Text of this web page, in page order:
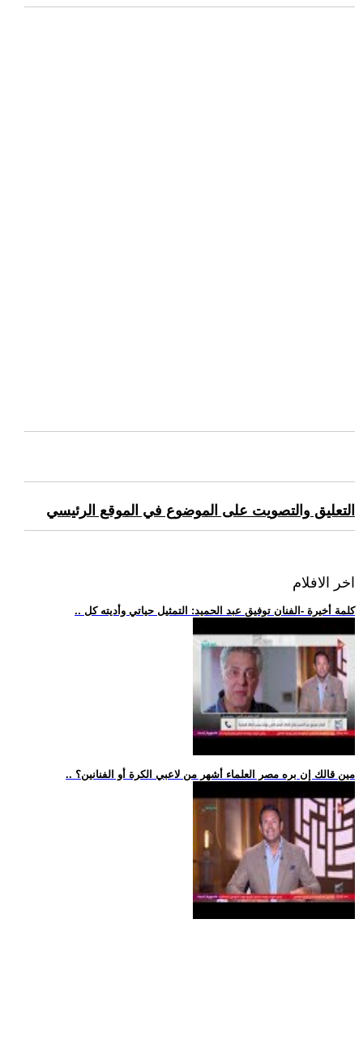
التعليق والتصويت على الموضوع في الموقع الرئيسي
اخر الافلام
.. كلمة أخيرة -الفنان توفيق عبد الحميد: التمثيل حياتي وأديته كل
.. مين قالك إن بره مصر العلماء أشهر من لاعبي الكرة أو الفنانين؟